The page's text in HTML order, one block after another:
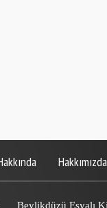
Hakkımızda
Beylikdüzü Eşyalı